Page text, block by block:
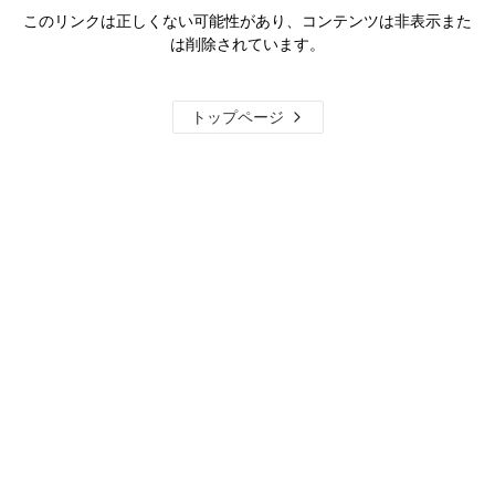
このリンクは正しくない可能性があり、コンテンツは非表示また
は削除されています。
トップページ